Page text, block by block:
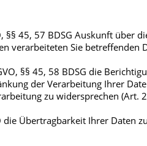
§§ 45, 57 BDSG Auskunft über
verarbeiteten Sie betreffenden
§§ 45, 58 BDSG die
der Verarbeitung Ihrer
zu widersprechen (Art.
die Übertragbarkeit Ihrer Daten